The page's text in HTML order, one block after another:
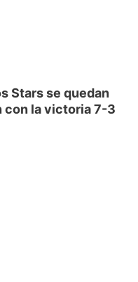
Stars se quedan
con la victoria 7-3